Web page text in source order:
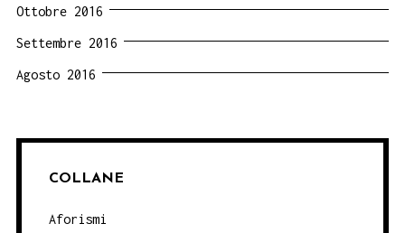
Ottobre 2016
Settembre 2016
Agosto 2016
COLLANE
Aforismi